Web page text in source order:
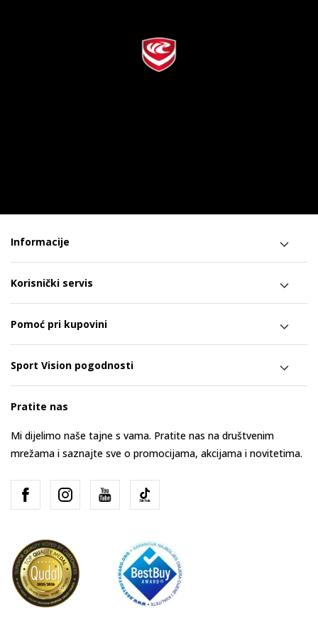
Informacije
Korisnički servis
Pomoć pri kupovini
Sport Vision pogodnosti
Pratite nas
Mi dijelimo naše tajne s vama. Pratite nas na društvenim
mrežama i saznajte sve o promocijama, akcijama i novitetima.